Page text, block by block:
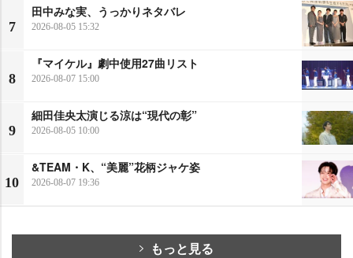
7
田中みな実、うっかりネタバレ
2026-08-05 15:32
8
『マイケル』劇中使用27曲リスト
2026-08-07 15:00
9
細田佳央太演じる涼は“現代の彰”
2026-08-05 10:00
10
&TEAM・K、“美麗”花柄ジャケ姿
2026-08-07 19:36
もっと見る